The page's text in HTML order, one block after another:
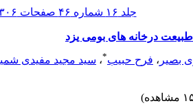
جلد ۱۶ شماره ۴۶ صفحات ۳۰۶-۲۹۷
درخانه های بومی یزد
بصیر ، فرح حبیب*، سید مجید مفیدی